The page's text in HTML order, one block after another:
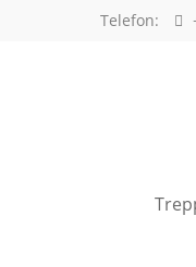
Passwort
Telefon: